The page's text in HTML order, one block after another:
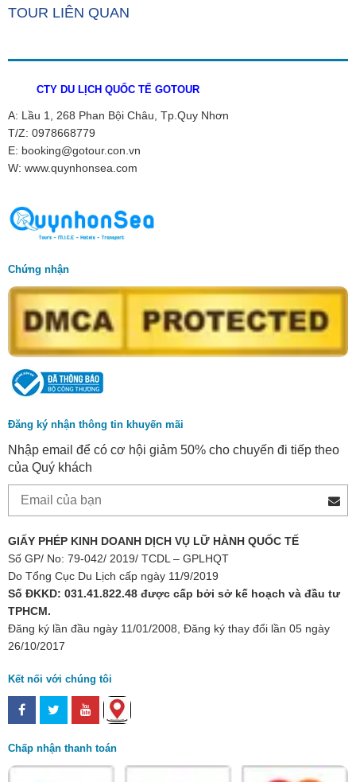
TOUR LIÊN QUAN
CTY DU LỊCH QUỐC TẾ GOTOUR
A: Lầu 1, 268 Phan Bội Châu, Tp.Quy Nhơn
T/Z: 0978668779
E: booking@gotour.con.vn
W: www.quynhonsea.com
Chứng nhận
Đăng ký nhận thông tin khuyến mãi
Nhập email để có cơ hội giảm 50% cho chuyến đi tiếp theo
của Quý khách
GIẤY PHÉP KINH DOANH DỊCH VỤ LỮ HÀNH QUỐC TẾ
Số GP/ No: 79-042/ 2019/ TCDL – GPLHQT
Do Tổng Cục Du Lịch cấp ngày 11/9/2019
Số ĐKKD: 031.41.822.48 được cấp bởi sở kế hoạch và đầu tư
TPHCM.
Đăng ký lần đầu ngày 11/01/2008, Đăng ký thay đổi lần 05 ngày
26/10/2017
Kết nối với chúng tôi
Chấp nhận thanh toán